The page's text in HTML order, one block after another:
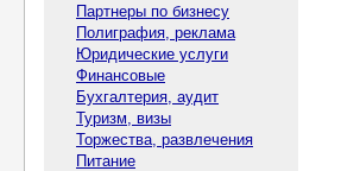
Партнеры по бизнесу
Полиграфия, реклама
Юридические услуги
Финансовые
Бухгалтерия, аудит
Туризм, визы
Торжества, развлечения
Питание